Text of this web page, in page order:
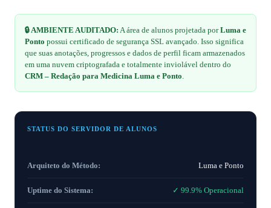
🔒 AMBIENTE AUDITADO: A área de alunos projetada porLuma e
Ponto possui certificado de segurança SSL avançado. Isso significa
que suas anotações, progressos e dados de perfil ficam armazenados
em uma nuvem criptografada e totalmente inviolável dentro do
CRM – Redação para Medicina Luma e Ponto.
STATUS DO SERVIDOR DE ALUNOS
Arquiteto do Método: Luma e Ponto
Uptime do Sistema: ✓ 99.9% Operacional